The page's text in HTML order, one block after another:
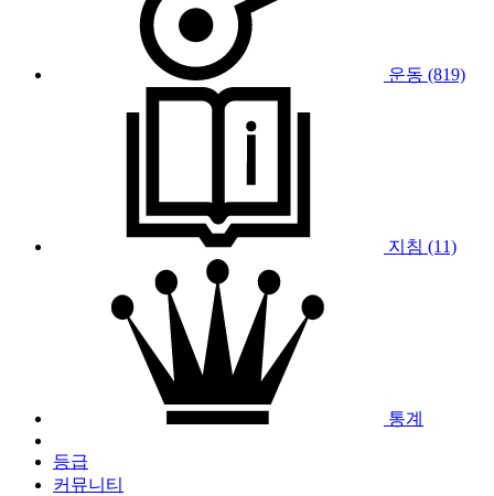
운동 (819)
지침 (11)
통계
등급
커뮤니티